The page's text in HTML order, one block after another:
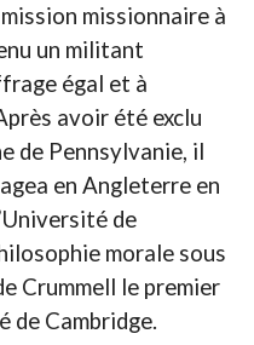
missionnaire à
un militant
égal et à
avoir été exclu
de Pennsylvanie, il
en Angleterre en
de
morale sous
Crummell le premier
de Cambridge.